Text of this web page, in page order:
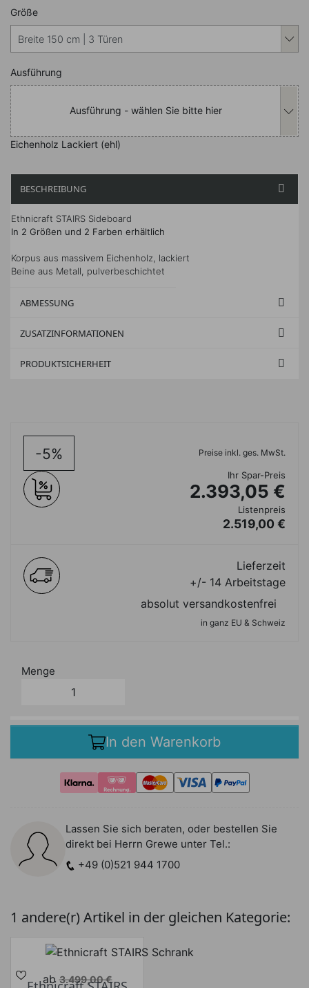
Nachfolgend können Sie das
Größe
Nachfolgend können Sie das
Ausführung
Ausführung - wählen Sie bitte hier
Eichenholz Lackiert (ehl)
BESCHREIBUNG 
Ethnicraft STAIRS Sideboard
In 2 Größen und 2 Farben erhältlich
Korpus aus massivem Eichenholz, lackiert
Beine aus Metall, pulverbeschichtet
ABMESSUNG 
ZUSATZINFORMATIONEN 
PRODUKTSICHERHEIT 
-5% Preise inkl. ges. MwSt.
Ihr Spar-Preis
2.393,05 €
Listenpreis
2.519,00 €
Lieferzeit
+/- 14 Arbeitstage
absolut versandkostenfrei
in ganz EU & Schweiz
Menge
In den Warenkorb
Lassen Sie sich beraten, oder bestellen Sie
direkt bei Herrn Grewe unter Tel.:
+49 (0)521 944 1700
1 andere(r) Artikel in der gleichen Kategorie:
Verkaufspreis
ab 3.499,00 €